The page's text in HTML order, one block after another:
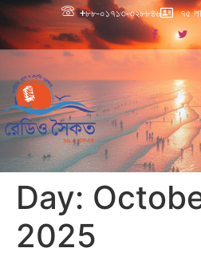
+৮৮-০১৭১৩-৩২৮৮৪৬ ৭৫
Day:
2025